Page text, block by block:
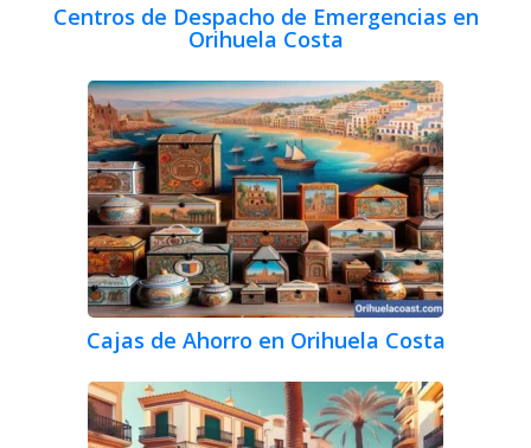
Centros de Despacho de Emergencias en
Orihuela Costa
Cajas de Ahorro en Orihuela Costa